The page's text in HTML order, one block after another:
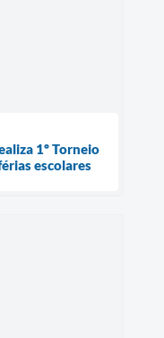
1º Torneio
escolares